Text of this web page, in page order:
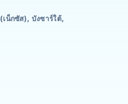
น็กซัส), บังซาร์ใต้,